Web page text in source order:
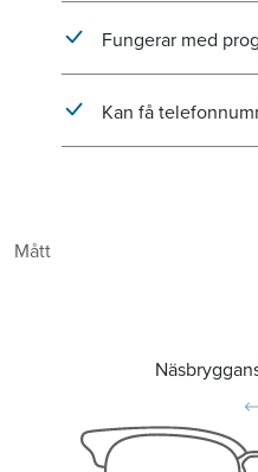
Fungerar med
Kan få
Mått